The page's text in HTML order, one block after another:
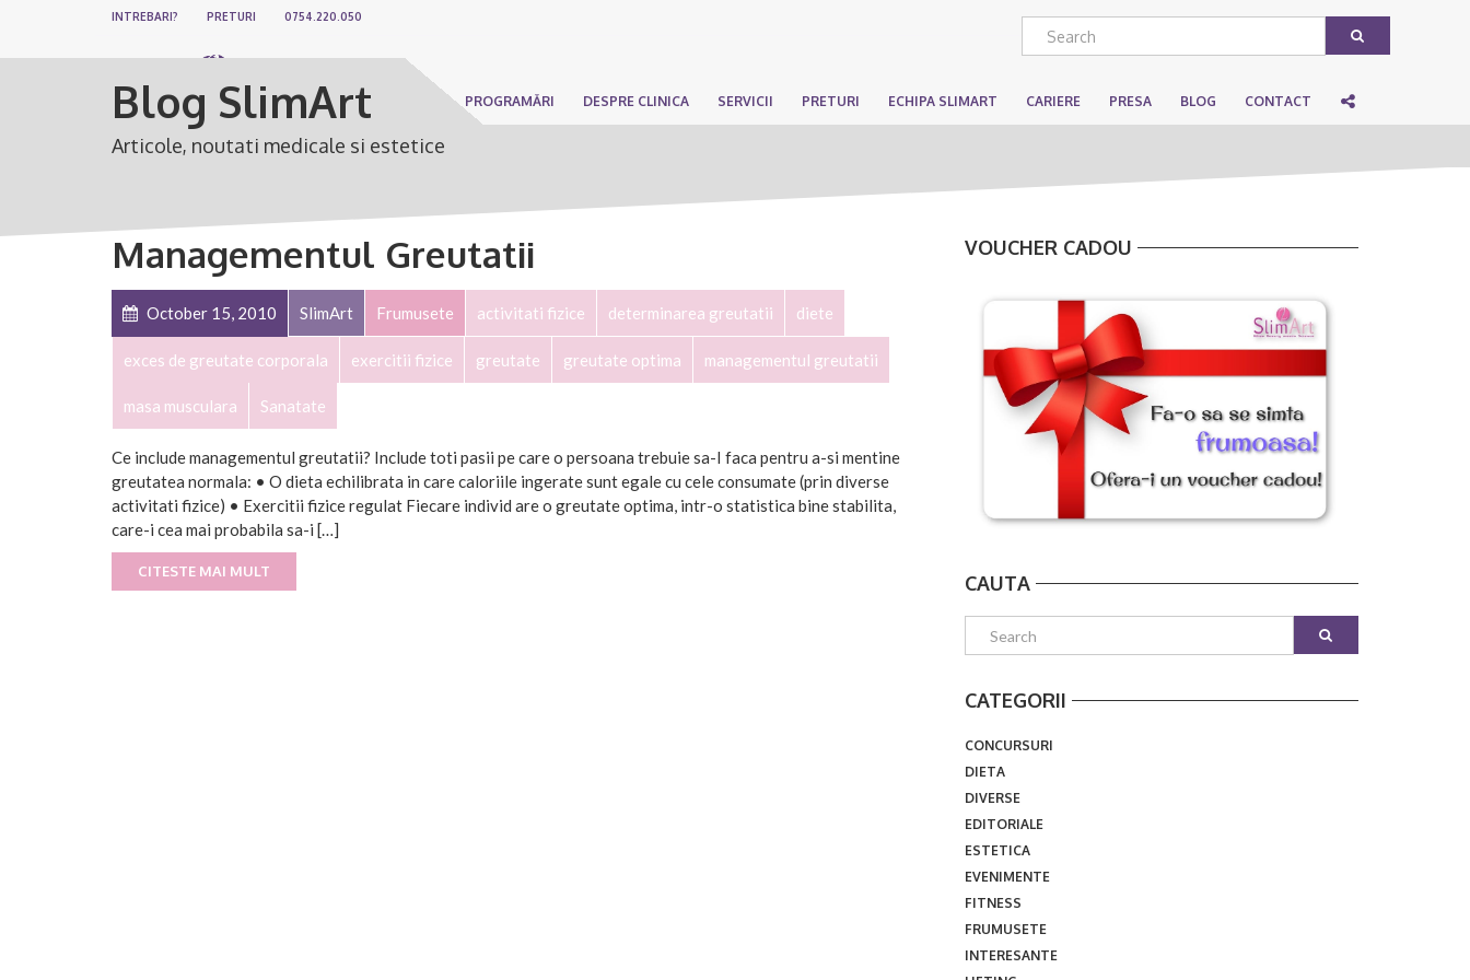
INTREBARI? PRETURI 0754.220.050
PROGRAMĂRI DESPRE CLINICA SERVICII PRETURI ECHIPA SLIMART CARIERE PRESA BLOG CONTACT
Blog SlimArt
Articole, noutati medicale si estetice
Managementul Greutatii
October 15, 2010 SlimArt Frumusete activitati fizice determinarea greutatii diete
exces de greutate corporala exercitii fizice greutate greutate optima managementul greutatii
masa musculara Sanatate
Ce include managementul greutatii? Include toti pasii pe care o persoana trebuie sa-I faca pentru a-si mentine
greutatea normala: • O dieta echilibrata in care caloriile ingerate sunt egale cu cele consumate (prin diverse
activitati fizice) • Exercitii fizice regulat Fiecare individ are o greutate optima, intr-o statistica bine stabilita,
care-i cea mai probabila sa-i […]
CITESTE MAI MULT
VOUCHER CADOU
CAUTA
CATEGORII
CONCURSURI
DIETA
DIVERSE
EDITORIALE
ESTETICA
EVENIMENTE
FITNESS
FRUMUSETE
INTERESANTE